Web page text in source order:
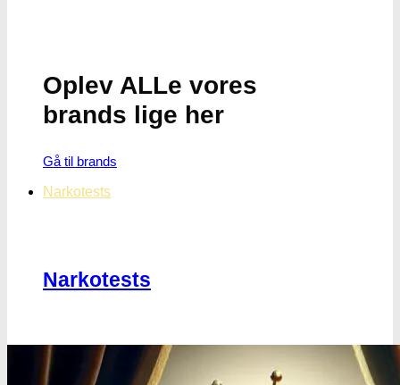
Oplev ALLe vores
brands lige her
Gå til brands
Narkotests
Narkotests
Kokain Tests